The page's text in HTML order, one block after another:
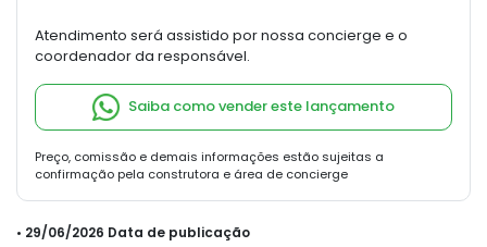
Atendimento será assistido por nossa concierge e o
coordenador da responsável.
Saiba como vender este lançamento
Preço, comissão e demais informações estão sujeitas a
confirmação pela construtora e área de concierge
• 29/06/2026 Data de publicação